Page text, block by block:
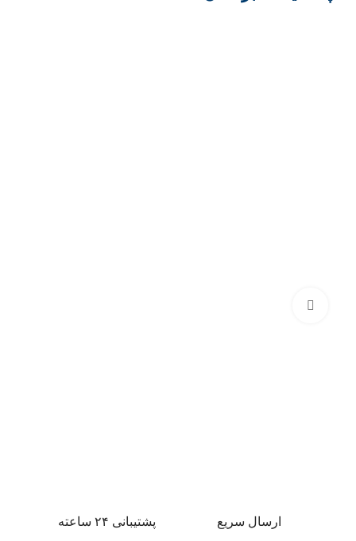
ارسال سریع پشتیبانی ۲۴ ساعته